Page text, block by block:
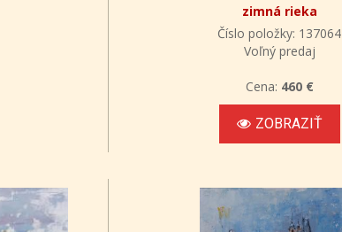
zimná rieka
Číslo položky: 137064
Voľný predaj
Cena: 460 €
ZOBRAZIŤ